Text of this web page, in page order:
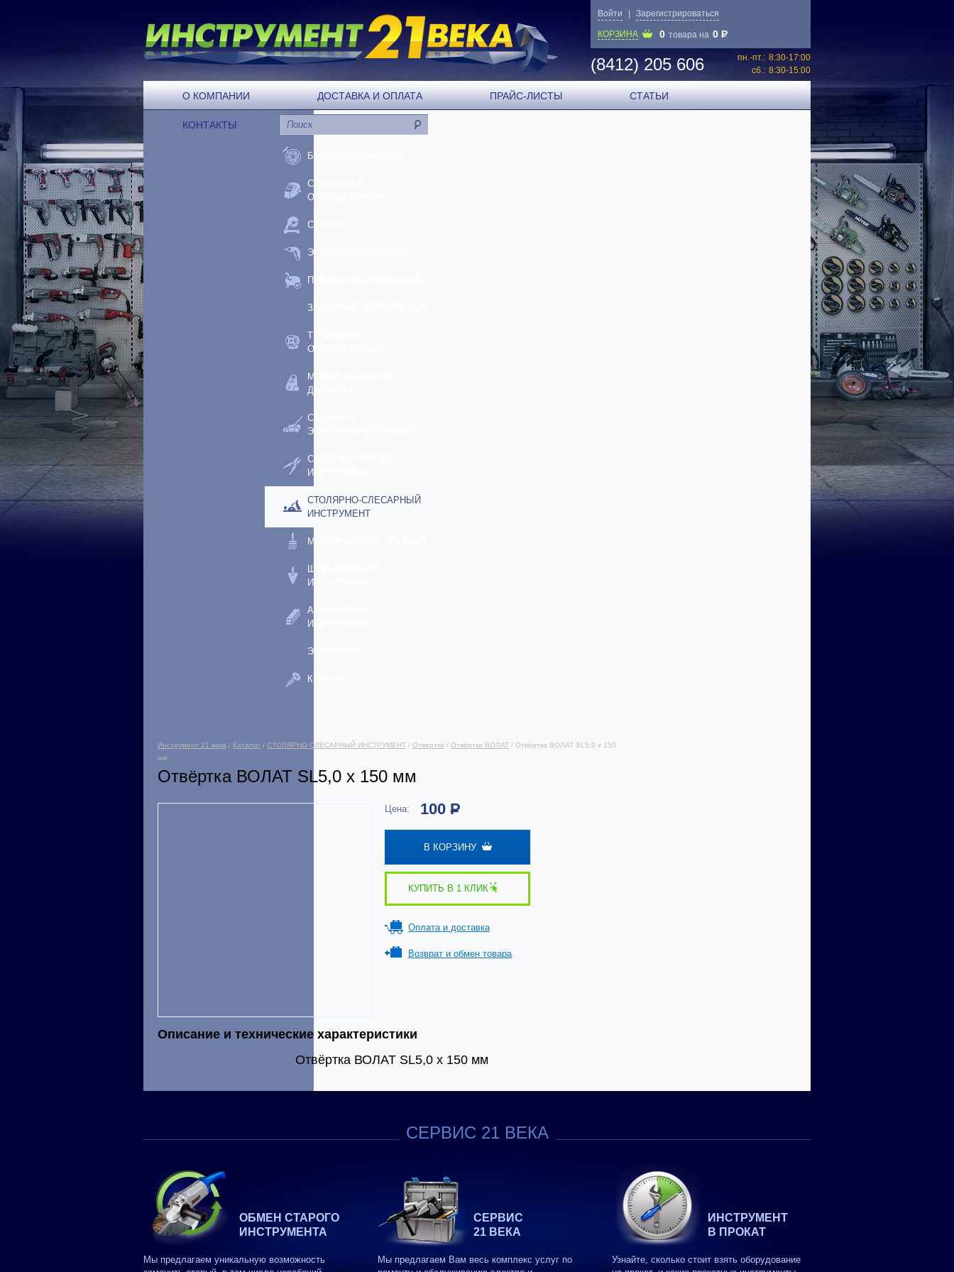
Войти Зарегистрироваться
КОРЗИНА 0 товара на 0 P
(8412) 205 606 пн.-пт.: 8:30-17:00
сб.: 8:30-15:00
О КОМПАНИИ ДОСТАВКА И ОПЛАТА ПРАЙС-ЛИСТЫ СТАТЬИ
КОНТАКТЫ
БЕНЗОИНСТРУМЕНТ
СВАРОЧНОЕ
ОБОРУДОВАНИЕ
СТАНКИ
ЭЛЕКТРОИНСТРУМЕНТ
ПНЕВМООБОРУДОВАНИЕ
ЗАРЯДНЫЕ УСТРОЙСТВА
ТЕПЛОВОЕ
ОБОРУДОВАНИЕ
МОЙКИ ВЫСОКОГО
ДАВЛЕНИЯ
САДОВЫЙ
ЭЛЕКТРОИНСТРУМЕНТ
САДОВЫЙ РУЧНОЙ
ИНСТРУМЕНТ
СТОЛЯРНО-СЛЕСАРНЫЙ
ИНСТРУМЕНТ
МАЛЯРНЫЙ ИНСТРУМЕНТ
ШТУКАТУРНЫЙ
ИНСТРУМЕНТ
АБРАЗИВНЫЙ
ИНСТРУМЕНТ
ЭЛЕКТРИКА
КРЕПЕЖ
Инструмент 21 века / Каталог / СТОЛЯРНО-СЛЕСАРНЫЙ ИНСТРУМЕНТ / Отвертки / Отвёртки ВОЛАТ / Отвёртка ВОЛАТ SL5,0 x 150
мм
Отвёртка ВОЛАТ SL5,0 x 150 мм
Цена: 100 Р
В КОРЗИНУ
КУПИТЬ В 1 КЛИК
Оплата и доставка
Возврат и обмен товара
Описание и технические характеристики
Отвёртка ВОЛАТ SL5,0 x 150 мм
СЕРВИС 21 ВЕКА
ОБМЕН СТАРОГО
ИНСТРУМЕНТА
Мы предлагаем уникальную возможность
СЕРВИС
21 ВЕКА
Мы предлагаем Вам весь комплекс услуг по
ИНСТРУМЕНТ
В ПРОКАТ
Узнайте, сколько стоит взять оборудование